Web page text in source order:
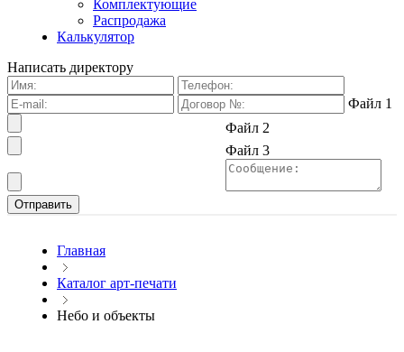
Комплектующие
Распродажа
Калькулятор
Написать директору
Файл 1
Файл 2
Файл 3
Главная
Каталог арт-печати
Небо и объекты